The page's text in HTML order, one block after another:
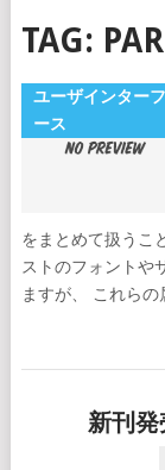
TAG:
ユーザインター
ース
をまとめて扱うこ
ストのフォントや
ますが、 これら
新刊発